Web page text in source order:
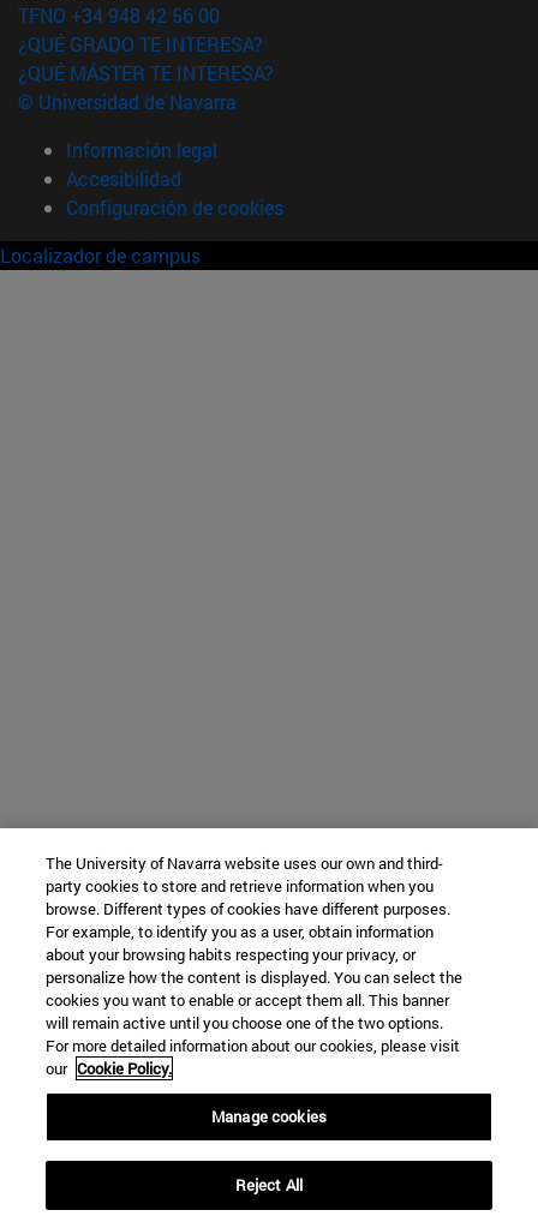
TFNO +34 948 42 56 00
¿QUÉ GRADO TE INTERESA?
¿QUÉ MÁSTER TE INTERESA?
© Universidad de Navarra
Información legal
Accesibilidad
Configuración de cookies
Localizador de campus
The University of Navarra website uses our own and third-
party cookies to store and retrieve information when you
browse. Different types of cookies have different purposes.
For example, to identify you as a user, obtain information
about your browsing habits respecting your privacy, or
personalize how the content is displayed. You can select the
cookies you want to enable or accept them all. This banner
will remain active until you choose one of the two options.
For more detailed information about our cookies, please visit
our Cookie Policy.
Manage cookies
Reject All